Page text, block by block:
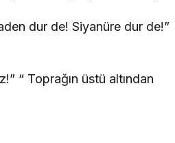
dur de! Siyanüre dur de!”
“ Toprağın üstü altından